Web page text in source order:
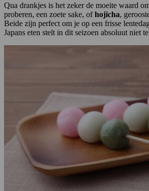
Qua drankjes is het zeker de moeite waard
proberen, een zoete sake, ofhojicha,
Beide zijn perfect om je op een frisse
Japans eten stelt in dit seizoen absoluut niet